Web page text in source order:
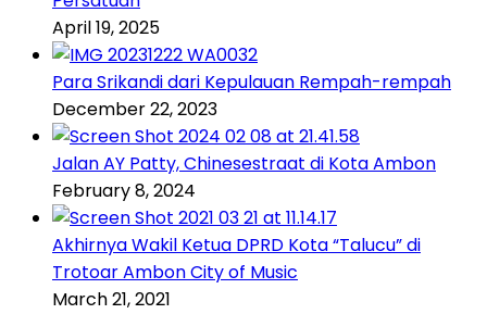
April 19, 2025
Para Srikandi dari Kepulauan Rempah-rempah
December 22, 2023
Jalan AY Patty, Chinesestraat di Kota Ambon
February 8, 2024
Akhirnya Wakil Ketua DPRD Kota “Talucu” di
Trotoar Ambon City of Music
March 21, 2021